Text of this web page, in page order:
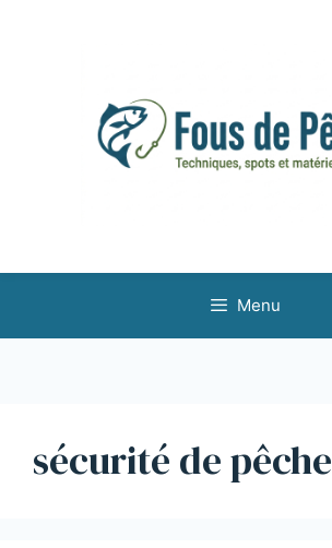
Menu
sécurité de pêche